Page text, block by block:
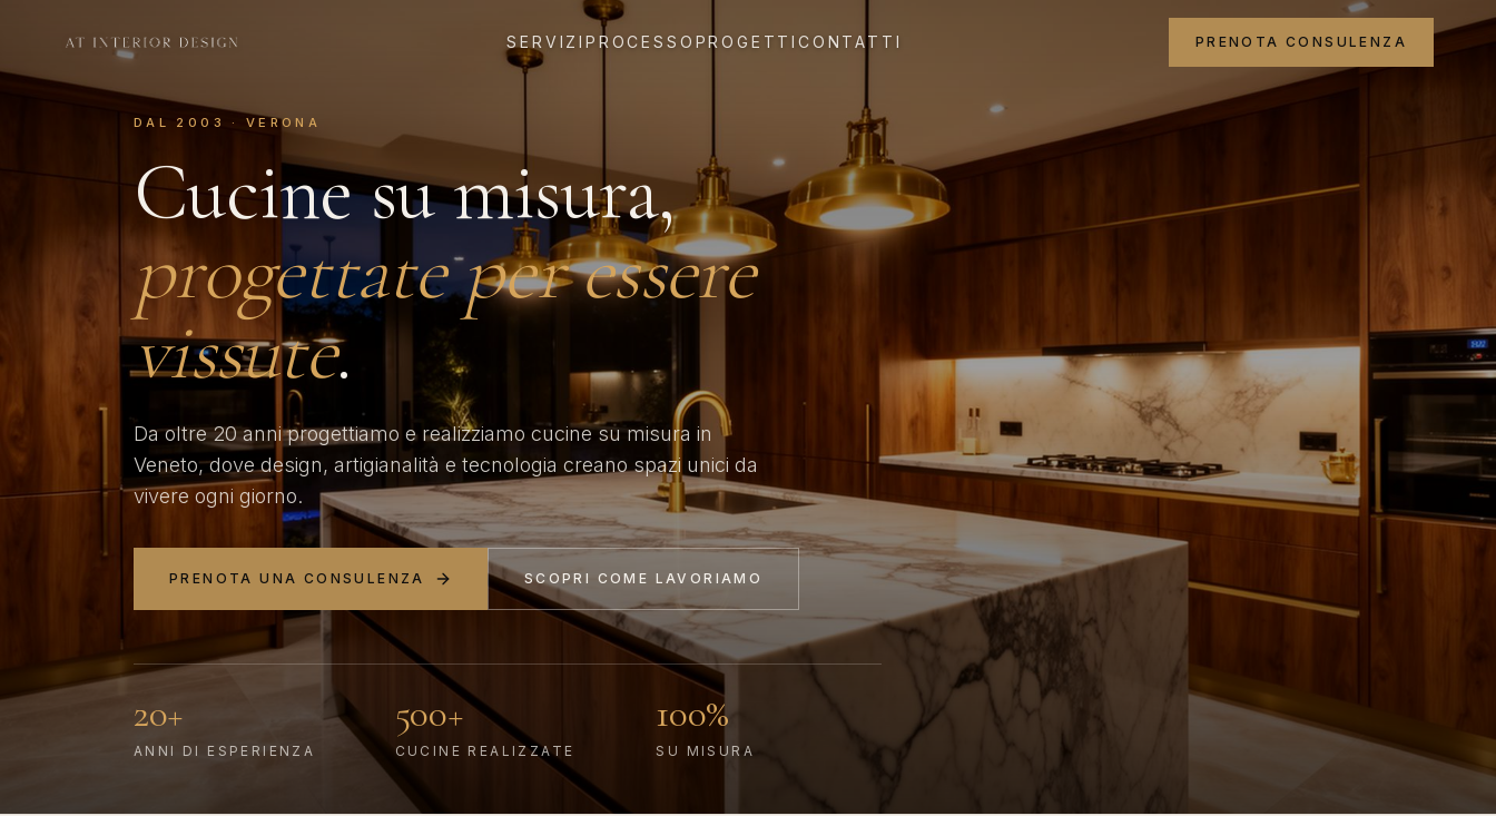
SERVIZIPROCESSO PROGETTI CONTATTI PRENOTA CONSULENZA
DAL 2003 · VERONA
Cucine su misura,
progettate per essere
vissute.
Da oltre 20 anni progettiamo e realizziamo cucine su misura in
Veneto, dove design, artigianalità e tecnologia creano spazi unici da
vivere ogni giorno.
PRENOTA UNA CONSULENZA SCOPRI COME LAVORIAMO
20+
ANNI DI ESPERIENZA
500+
CUCINE REALIZZATE
100%
SU MISURA